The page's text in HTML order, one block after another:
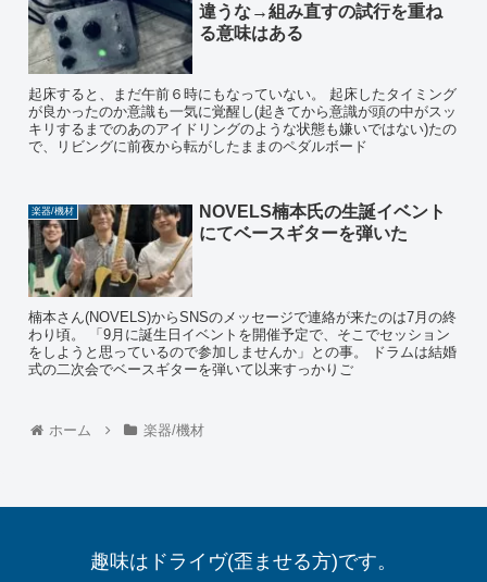
違うな→組み直すの試行を重ね
る意味はある
起床すると、まだ午前６時にもなっていない。 起床したタイミング
が良かったのか意識も一気に覚醒し(起きてから意識が頭の中がスッ
キリするまでのあのアイドリングのような状態も嫌いではない)たの
で、リビングに前夜から転がしたままのペダルボード
楽器/機材
NOVELS楠本氏の生誕イベント
にてベースギターを弾いた
楠本さん(NOVELS)からSNSのメッセージで連絡が来たのは7月の終
わり頃。 「9月に誕生日イベントを開催予定で、そこでセッション
をしようと思っているので参加しませんか」との事。 ドラムは結婚
式の二次会でベースギターを弾いて以来すっかりご
ホーム 楽器/機材
趣味はドライヴ(歪ませる方)です。